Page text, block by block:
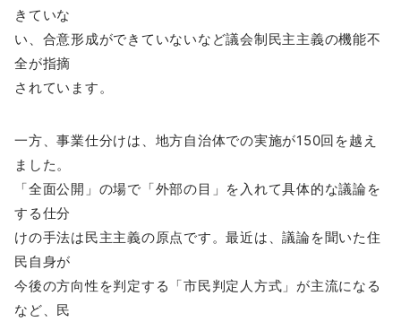
きていな
い、合意形成ができていないなど議会制民主主義の機能不
全が指摘
されています。
一方、事業仕分けは、地方自治体での実施が150回を越え
ました。
「全面公開」の場で「外部の目」を入れて具体的な議論を
する仕分
けの手法は民主主義の原点です。最近は、議論を聞いた住
民自身が
今後の方向性を判定する「市民判定人方式」が主流になる
など、民